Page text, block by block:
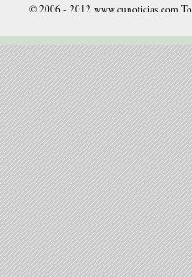
© 2006 - 2012 www.cunoticias.com